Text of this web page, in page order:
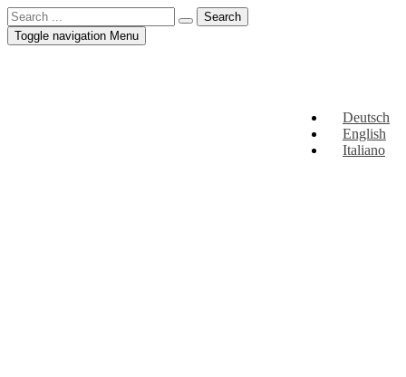
Deutsch
English
Italiano
Toggle navigation Menu